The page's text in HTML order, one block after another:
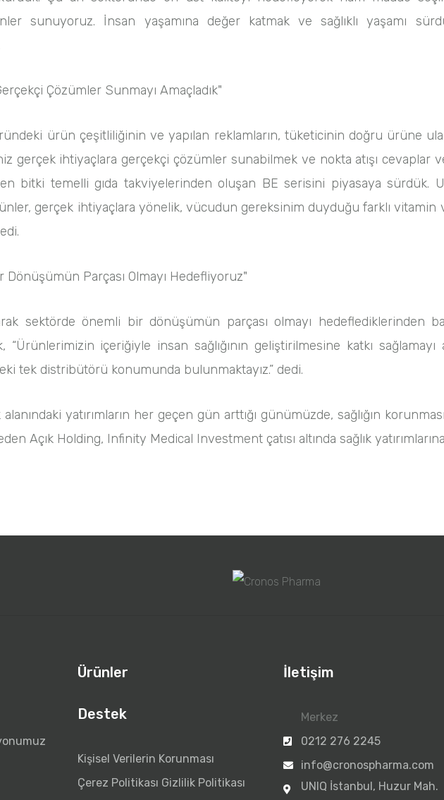
sunuyoruz. İnsan yaşamına değer katmak ve sağlıklı yaşamı
Çözümler Sunmayı Amaçladık"
ürün çeşitliliğinin ve yapılan reklamların, tüketicinin doğru ürüne
gerçek ihtiyaçlara gerçekçi çözümler sunabilmek ve nokta atışı cevaplar
bitki temelli gıda takviyelerinden oluşan BE serisini piyasaya sürdük.
gerçek ihtiyaçlara yönelik, vücudun gereksinim duyduğu farklı
Dönüşümün Parçası Olmayı Hedefliyoruz"
sektörde önemli bir dönüşümün parçası olmayı hedeflediklerinden
“Ürünlerimizin içeriğiyle insan sağlığının geliştirilmesine katkı
tek distribütörü konumunda bulunmaktayız.” dedi.
yatırımların her geçen gün arttığı günümüzde, sağlığın
Açık Holding, Infinity Medical Investment çatısı altında sağlık
Ürünler
Destek
Kişisel Verilerin Korunması
Çerez Politikası Gizlilik Politikası
İletişim
Merkez
0212 276 2245
info@cronospharma.com
UNIQ İstanbul, Huzur Mah.